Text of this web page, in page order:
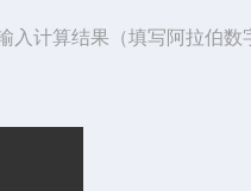
入计算结果（填写阿拉伯数